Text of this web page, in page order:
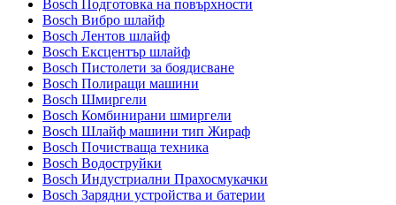
Bosch Подготовка на повърхности
Bosch Вибро шлайф
Bosch Лентов шлайф
Bosch Ексцентър шлайф
Bosch Пистолети за боядисване
Bosch Полиращи машини
Bosch Шмиргели
Bosch Комбинирани шмиргели
Bosch Шлайф машини тип Жираф
Bosch Почистваща техника
Bosch Водоструйки
Bosch Индустриални Прахосмукачки
Bosch Зарядни устройства и батерии